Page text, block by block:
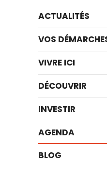
ACTUALITÉS
VOS
VIVRE ICI
DÉCOUVRIR
INVESTIR
AGENDA
BLOG